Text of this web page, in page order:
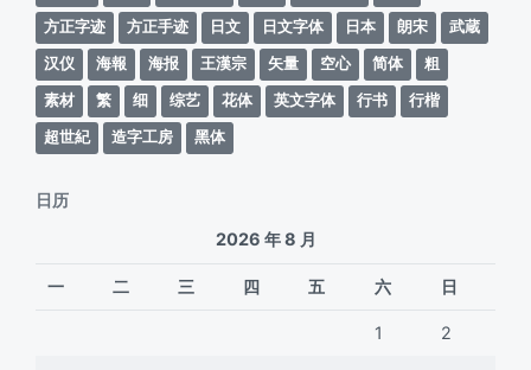
方正字迹
方正手迹 日文 日文字体 日本 朗宋
武蔵
汉仪
海報 海报 王漢宗 矢量 空心 简体
粗
素材
繁 细 综艺 花体 英文字体 行书
行楷
超世紀
造字工房 黑体
日历
2026 年 8 月
一 二 三 四 五 六 日
1 2